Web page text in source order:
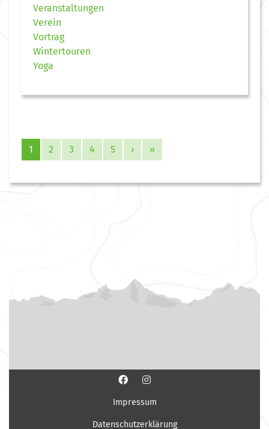
Veranstaltungen
Verein
Vortrag
Wintertouren
Yoga
1 2 3 4 5 › »
Impressum
Datenschutzerklärung